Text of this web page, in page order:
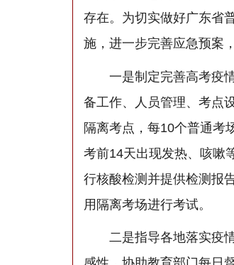
存在。为切实做好广东省
施，进一步完善应急预案
一是制定完善高考疫情
备工作、人员管理、考点
隔离考点，每10个普通考
考前14天出现发热、咳嗽
行核酸检测并提供检测报
用隔离考场进行考试。
二是指导各地落实疫情